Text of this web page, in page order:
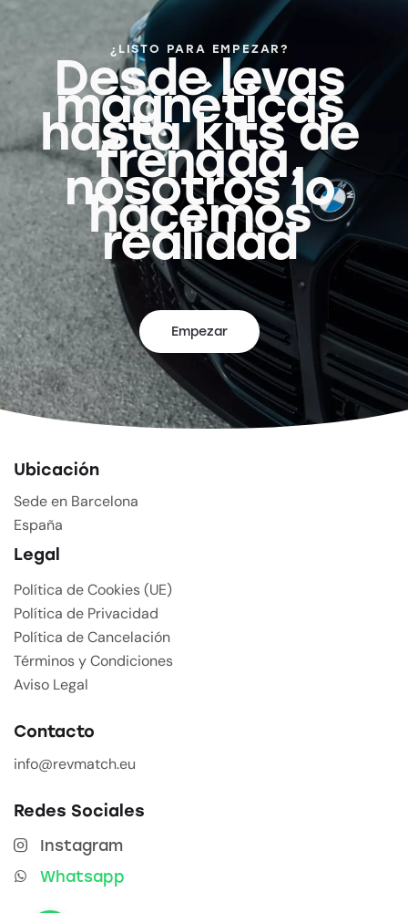
¿LISTO PARA EMPEZAR?
Desde levas
magnéticas
hasta kits de
frenada,
nosotros lo
hacemos
realidad
Empezar
Ubicación
Sede en Barcelona
España
Legal
Política de Cookies (UE)
Política de Privacidad
Política de Cancelación
Términos y Condiciones
Aviso Legal
Contacto
info@revmatch.eu
Redes Sociales
Instagram
Whatsapp